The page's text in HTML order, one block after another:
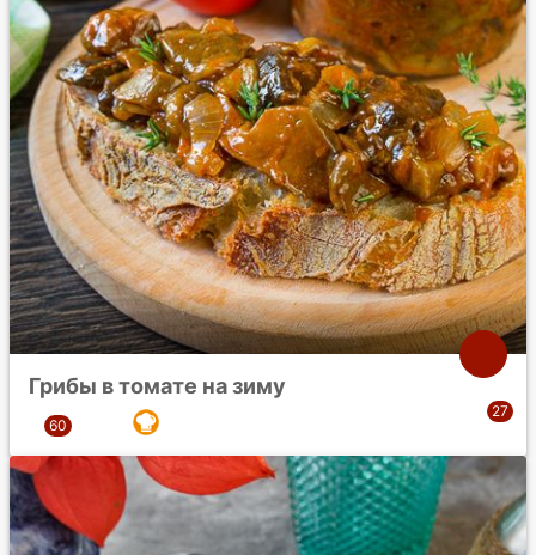
Грибы в томате на зиму